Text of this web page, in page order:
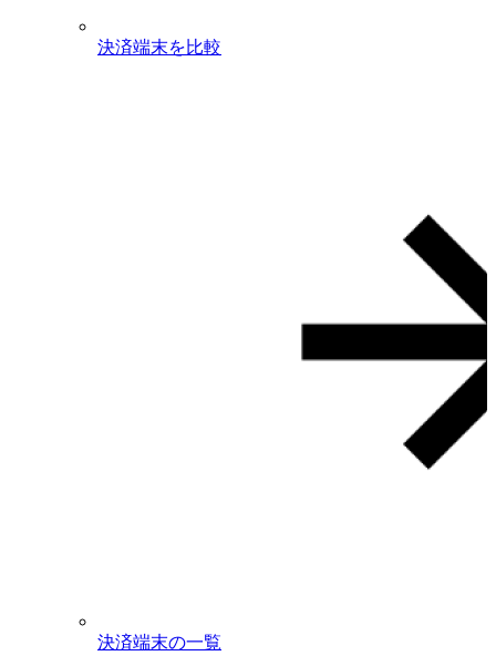
決済端末を比較
決済端末の一覧